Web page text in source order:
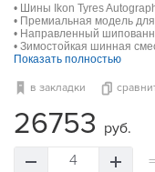
• Шины Ikon Tyres
• Премиальная модель
• Направленный
• Зимостойкая шинная
Показать полностью
в закладки
26753 руб.
4